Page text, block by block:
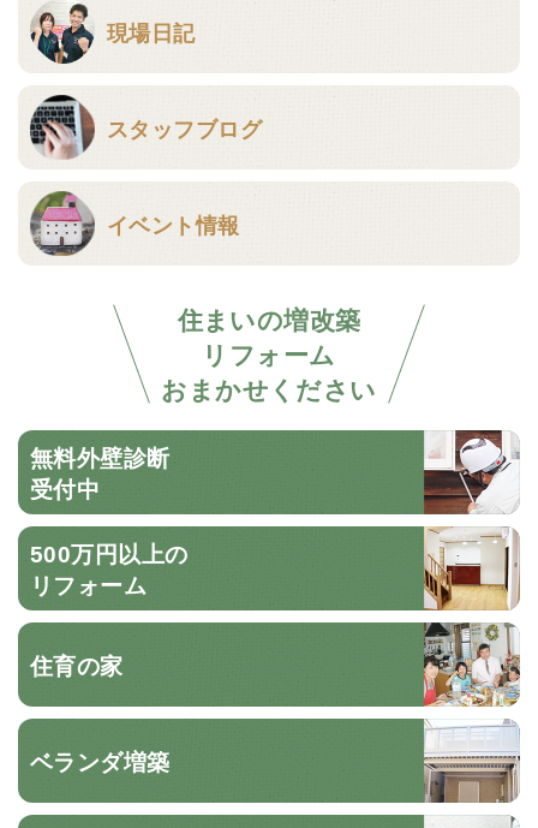
現場日記
スタッフブログ
イベント情報
住まいの増改築
リフォーム
おまかせください
無料外壁診断
受付中
500万円以上の
リフォーム
住育の家
ベランダ増築